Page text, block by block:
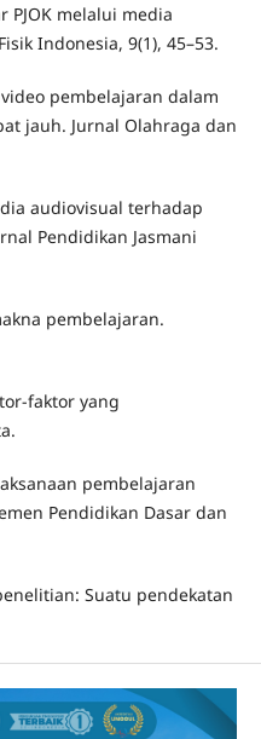
PJOK melalui media
Indonesia, 9(1), 45–53.
pembelajaran dalam
jauh. Jurnal Olahraga dan
audiovisual terhadap
Pendidikan Jasmani
pembelajaran.
faktor yang
pembelajaran
Pendidikan Dasar dan
Suatu pendekatan